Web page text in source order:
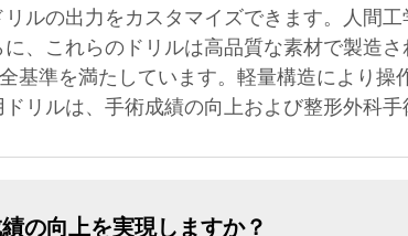
ルの出力をカスタマイズできます。人間
、これらのドリルは高品質な素材で製造
基準を満たしています。軽量構造により
リルは、手術成績の向上および整形外科
の向上を実現しますか？